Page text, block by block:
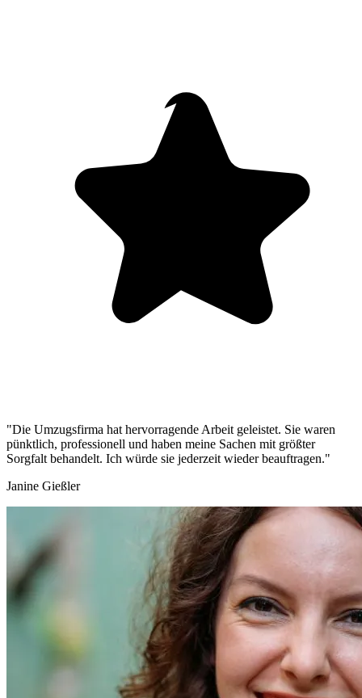
"Die Umzugsfirma hat hervorragende Arbeit geleistet. Sie waren
pünktlich, professionell und haben meine Sachen mit größter
Sorgfalt behandelt. Ich würde sie jederzeit wieder beauftragen."
Janine Gießler